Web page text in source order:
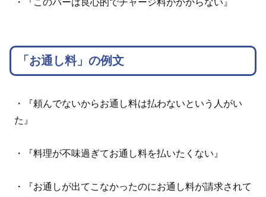
・『このバーは良心的でチャージ料がかからない』
「お通し料」の例文
・『頼んでないからお通し料は払わないという人がい
た』
・『料理が不味過ぎてお通し料を払いたくない』
・『お通しが出てこなかったのにお通し料が請求されて